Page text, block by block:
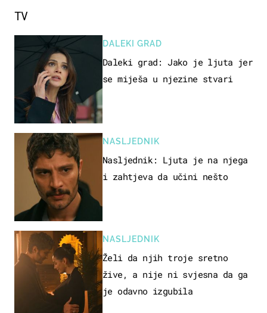
TV
DALEKI GRAD
Daleki grad: Jako je ljuta jer
se miješa u njezine stvari
NASLJEDNIK
Nasljednik: Ljuta je na njega
i zahtjeva da učini nešto
NASLJEDNIK
Želi da njih troje sretno
žive, a nije ni svjesna da ga
je odavno izgubila